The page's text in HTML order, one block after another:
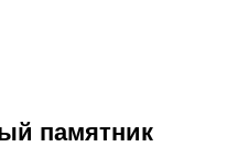
памятник